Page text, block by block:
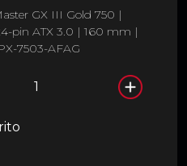
GX III Gold 750 |
pin ATX 3.0 | 160 mm |
7503-AFAG